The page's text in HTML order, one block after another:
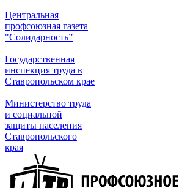
Центральная
профсоюзная газета
"Солидарность”
Государственная
инспекция труда в
Ставропольском крае
Министерство труда
и социальной
защиты населения
Ставропольского
края